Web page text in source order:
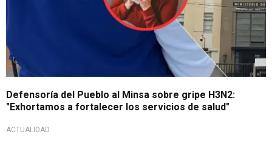
Defensoría del Pueblo al Minsa sobre gripe H3N2:
"Exhortamos a fortalecer los servicios de salud"
ACTUALIDAD